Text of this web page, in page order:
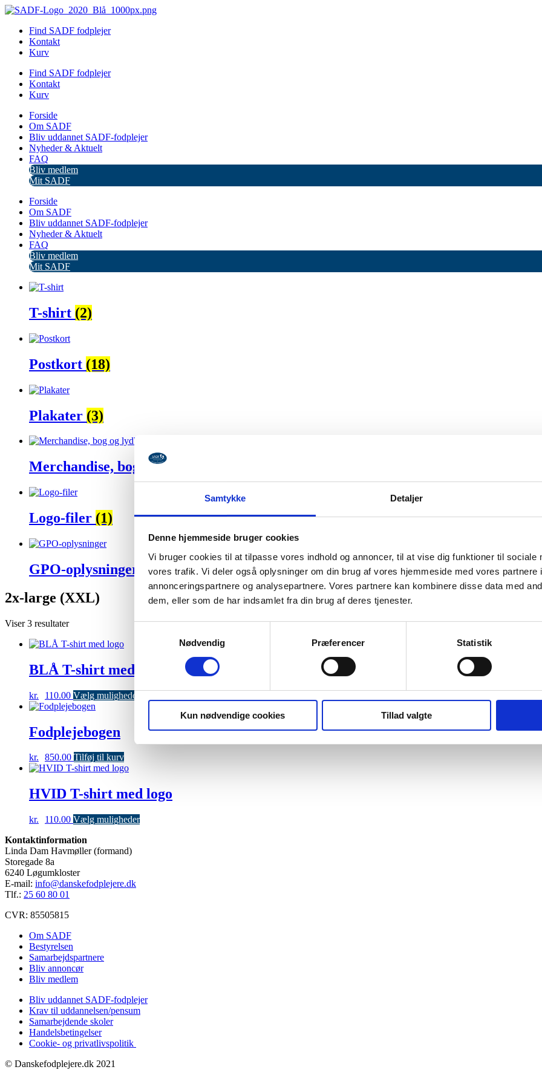
Samtykke Detaljer
Denne hjemmeside bruger cookies
Vi bruger cookies til at tilpasse vores indhold og annoncer, til at vise dig funktioner til sociale
vores trafik. Vi deler også oplysninger om din brug af vores hjemmeside med vores partnere
annonceringspartnere og analysepartnere. Vores partnere kan kombinere disse data med
dem, eller som de har indsamlet fra din brug af deres tjenester.
Nødvendig
Præferencer Statistik
Kun nødvendige cookies Tillad valgte
Videre
indholdFind SADF fodplejer
Kontakt
Kurv
Find SADF fodplejer
Kontakt
Kurv
Forside
Om SADF
Bliv uddannet SADF-fodplejer
Nyheder & Aktuelt
FAQ
Bliv medlem
Mit SADF
Forside
Om SADF
Bliv uddannet SADF-fodplejer
Nyheder & Aktuelt
FAQ
Bliv medlem
Mit SADF
T-shirt (2)
Postkort (18)
Plakater (3)
Merchandise, bog og lydbog
Logo-filer (1)
GPO-oplysninger
(1)
2x-large (XXL)
Viser 3 resultater
BLÅ T-shirt med logo
kr. 110.00 Vælg muligheder
flere
varesiden
Fodplejebogen
kr. 850.00 Tilføj til kurv
HVID T-shirt med logo
kr. 110.00 Vælg mulighederDette
Kontaktinformation
Linda Dam Havmøller (formand)
Storegade 8a
6240 Løgumkloster
E-mail: info@danskefodplejere.dk
Tlf.: 25 60 80 01
CVR: 85505815
Om SADF
Bestyrelsen
Samarbejdspartnere
Bliv annoncør
Bliv medlem
Bliv uddannet SADF-fodplejer
Krav til uddannelsen/pensum
Samarbejdende skoler
Handelsbetingelser
Cookie- og privatlivspolitik
© Danskefodplejere.dk 2021